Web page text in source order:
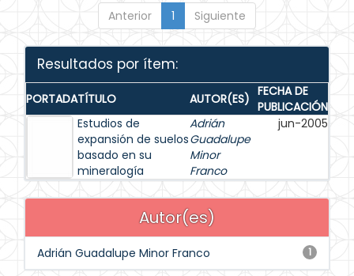
Anterior 1 Siguiente
Resultados por ítem:
PORTADATÍTULO AUTOR(ES) FECHA DE
PUBLICACIÓN
Estudios de
expansión de suelos
basado en su
mineralogía
Adrián
Guadalupe
Minor
Franco
jun-2005
Autor(es)
1
Adrián Guadalupe Minor Franco